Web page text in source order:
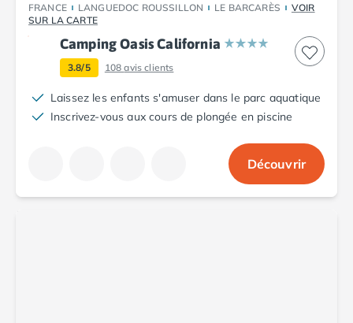
FRANCE LANGUEDOC ROUSSILLON LE BARCARÈS
VOIR
SUR LA CARTE
Camping Oasis California
3.8/5 108avis clients
Laissez les enfants s'amuser dans le parc aquatique
Inscrivez-vous aux cours de plongée en piscine
Découvrir